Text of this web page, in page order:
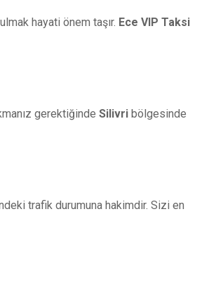
hayati önem taşır. Ece VIP Taksi
gerektiğinde Silivri bölgesinde
trafik durumuna hakimdir. Sizi en